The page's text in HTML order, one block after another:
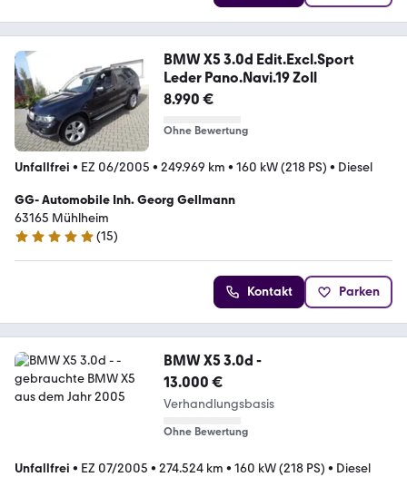
BMW X5 3.0d Edit.Excl.Sport
Leder Pano.Navi.19 Zoll
8.990 €
Ohne Bewertung
Unfallfrei • EZ 06/2005 • 249.969 km • 160 kW (218 PS) • Diesel
GG- Automobile Inh. Georg Gellmann
63165 Mühlheim
5 Sterne
(15)
Kontakt Parken
BMW X5 3.0d -
13.000 €
Verhandlungsbasis
Ohne Bewertung
Unfallfrei • EZ 07/2005 • 274.524 km • 160 kW (218 PS) • Diesel